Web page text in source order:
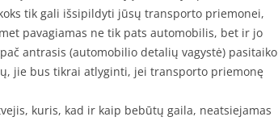
tik gali išsipildyti jūsų transporto priemonei,
pavagiamas ne tik pats automobilis, bet ir jo
antrasis (automobilio detalių vagystė) pasitaiko
jie bus tikrai atlyginti, jei transporto priemonę
kuris, kad ir kaip bebūtų gaila, neatsiejamas